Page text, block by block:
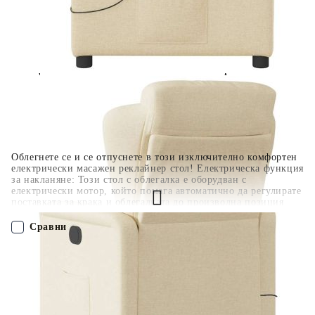
Облегнете се и се отпуснете в този изключително комфортен
електрически масажен реклайнер стол! Електрическа функция
за накланяне: Този стол с облегалка е оборудван с
електрически мотор, който помага автоматично да регулирате
поставката за крака и облегалката до произволна позиция
според вашето удобство с просто натискане на бутона
отстрани на стола. Тази функция позволява максимален
наклон от 135 градуса. Освен това облегалката може да се
върне автоматично на първоначалното си място с лесно
масажни точки ви позволяват да изпитате по-целенасочен
400 лв. / €204,52
разделя на 3 равни месечни вноски без оскъпяване. За
покупки на стойност до 1000 лв. / €511.31
Плащане на 6 вноски. Стойността на поръчката се
разпределя в 6 равни месечни вноски с оскъпяване. За
покупки на стойност до 2000 лв. / €1022.61
Наш представител ще се свърже с Вас в рамките на работния ден!
Сравни